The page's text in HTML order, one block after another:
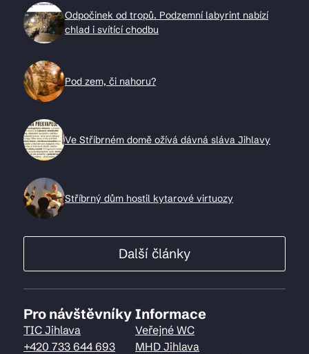
Odpočinek od tropů. Podzemní labyrint nabízí
chlad i svítící chodbu
Pod zem, či nahoru?
Ve Stříbrném domě ožívá dávná sláva Jihlavy
Stříbrný dům hostil kytarové virtuozy
Další články
Pro návštěvníky
TIC Jihlava
+420 733 644 693
Informace
Veřejné WC
MHD Jihlava